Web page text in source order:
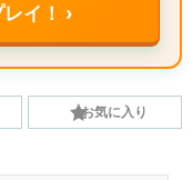
イ！ ›
お気に入り